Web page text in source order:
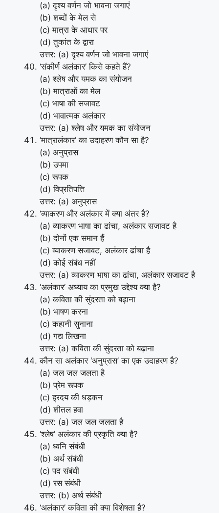
(a) दृश्य वर्णन जो भावना जगाएं
(b) शब्दों के मेल से
(c) मात्रा के आधार पर
(d) तुकांत के द्वारा
उत्तर: (a) दृश्य वर्णन जो भावना जगाएं
‘संकीर्ण अलंकार’ किसे कहते हैं?
(a) श्लेष और यमक का संयोजन
(b) मात्राओं का मेल
(c) भाषा की सजावट
(d) भावात्मक अलंकार
उत्तर: (a) श्लेष और यमक का संयोजन
‘मात्रालंकार’ का उदाहरण कौन सा है?
(a) अनुप्रास
(b) उपमा
(c) रूपक
(d) विप्रतिपत्ति
उत्तर: (a) अनुप्रास
‘व्याकरण और अलंकार में क्या अंतर है?
(a) व्याकरण भाषा का ढांचा, अलंकार सजावट है
(b) दोनों एक समान हैं
(c) व्याकरण सजावट, अलंकार ढांचा है
(d) कोई संबंध नहीं
उत्तर: (a) व्याकरण भाषा का ढांचा, अलंकार सजावट है
‘अलंकार’ अध्याय का प्रमुख उद्देश्य क्या है?
(a) कविता की सुंदरता को बढ़ाना
(b) भाषण करना
(c) कहानी सुनाना
(d) गद्य लिखना
उत्तर: (a) कविता की सुंदरता को बढ़ाना
कौन सा अलंकार ‘अनुप्रास’ का एक उदाहरण है?
(a) जल जल जलता है
(b) प्रेम रूपक
(c) ह्रदय की धड़कन
(d) शीतल हवा
उत्तर: (a) जल जल जलता है
‘श्लेष’ अलंकार की प्रकृति क्या है?
(a) ध्वनि संबंधी
(b) अर्थ संबंधी
(c) पद संबंधी
(d) रस संबंधी
उत्तर: (b) अर्थ संबंधी
‘अलंकार’ कविता की क्या विशेषता है?